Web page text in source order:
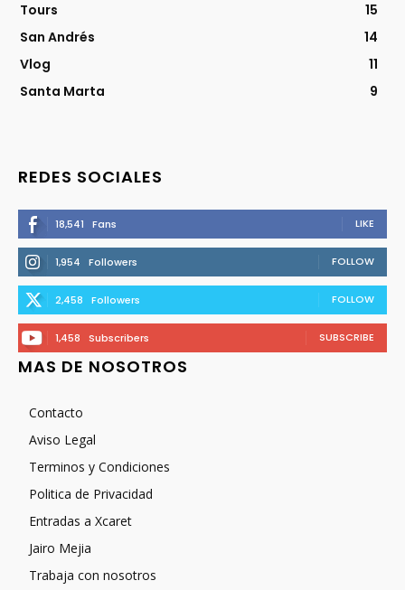
Tours
15
San Andrés
14
Vlog
11
Santa Marta
9
REDES SOCIALES
18,541 Fans LIKE
1,954 Followers FOLLOW
2,458 Followers FOLLOW
1,458 Subscribers SUBSCRIBE
MAS DE NOSOTROS
Contacto
Aviso Legal
Terminos y Condiciones
Politica de Privacidad
Entradas a Xcaret
Jairo Mejia
Trabaja con nosotros